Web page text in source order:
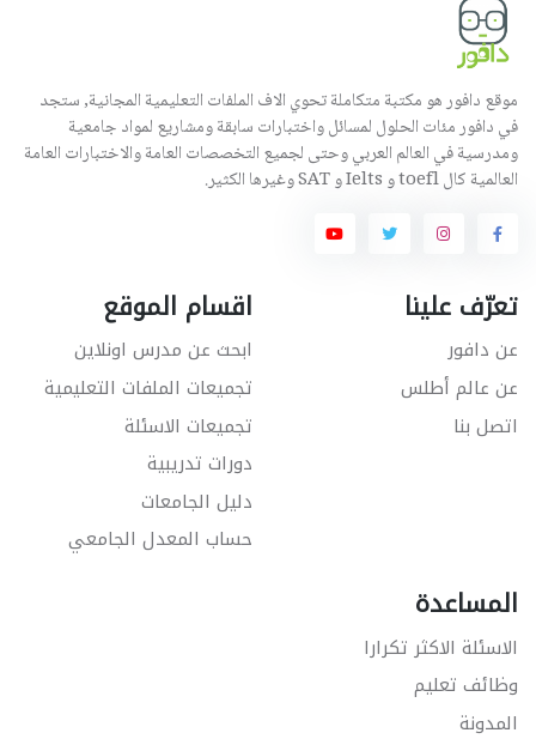
موقع دافور هو مكتبة متكاملة تحوي الاف الملفات التعليمية المجانية, ستجد
في دافور مئات الحلول لمسائل واختبارات سابقة ومشاريع لمواد جامعية
ومدرسية في العالم العربي وحتى لجميع التخصصات العامة والاختبارات العامة
العالمية كال toefl و Ielts و SAT وغيرها الكثير.
تعرّف علينا
عن دافور
عن عالم أطلس
اتصل بنا
اقسام الموقع
ابحث عن مدرس اونلاين
تجميعات الملفات التعليمية
تجميعات الاسئلة
دورات تدريبية
دليل الجامعات
حساب المعدل الجامعي
المساعدة
الاسئلة الاكثر تكرارا
وظائف تعليم
المدونة